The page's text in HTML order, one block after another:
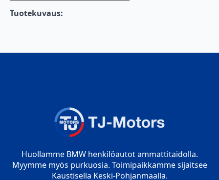
Tuotekuvaus:
Huollamme BMW henkilöautot ammattitaidolla.
Myymme myös purkuosia. Toimipaikkamme sijaitsee
Kaustisella Keski-Pohjanmaalla.